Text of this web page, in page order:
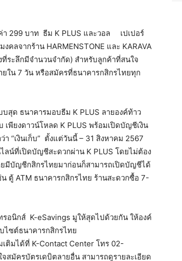
299 บาท ธีม K PLUS และวอล เปเปอร์
ลจากร้าน HARMENSTONE และ KARAVA
ระลึกมีจำนวนจำกัด) สำหรับลูกค้าที่สนใจ
ใน 7 วัน หรือสมัครที่ธนาคารกสิกรไทยทุก
สุด ธนาคารมอบธีม K PLUS ลายองค์ท้าว
เพียงดาวน์โหลด K PLUS พร้อมเปิดบัญชีเงิน
“เงินเก็บ” ตั้งแต่วันนี้ – 31 สิงหาคม 2567
ลน์ที่เปิดบัญชีสะดวกผ่าน K PLUS โดยไม่ต้อง
ยมีบัญชีกสิกรไทยมาก่อนก็สามารถเปิดบัญชีได้
ตู้ ATM ธนาคารกสิกรไทย ร้านสะดวกซื้อ 7-
อนิกส์ K-eSavings มูให้สุดไปด้วยกัน ให้องค์
ไซต์ธนาคารกสิกรไทย
เติมได้ที่ K-Contact Center โทร 02-
สมัครบัตรเดบิตลายอื่น สามารถดูรายละเอียด